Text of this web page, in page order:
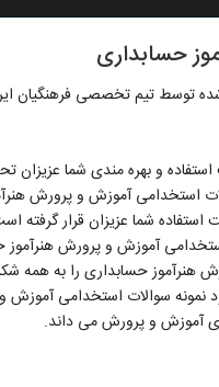
حسابداری
توسط تیم تخصصی فرهنگیان
و بهره مندی شما عزیزان
استخدامی آموزش و پرورش
شما عزیزان قرار
آموزش و پرورش هنرآموز
هنرآموز حسابداری را به همه
نمونه سوالات استخدامی آموزش
آموزش و پرورش می داند.